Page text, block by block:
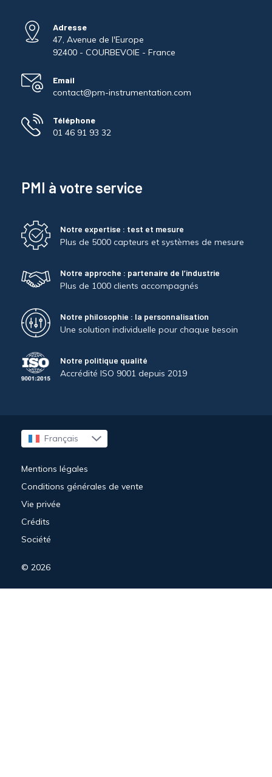
Adresse
47, Avenue de l'Europe
92400 - COURBEVOIE - France
Email
contact@pm-instrumentation.com
Téléphone
01 46 91 93 32
PMI à votre service
Notre expertise : test et mesure
Plus de 5000 capteurs et systèmes de mesure
Notre approche : partenaire de l’industrie
Plus de 1000 clients accompagnés
Notre philosophie : la personnalisation
Une solution individuelle pour chaque besoin
Notre politique qualité
Accrédité ISO 9001 depuis 2019
Français
English
Mentions légales
Conditions générales de vente
Vie privée
Crédits
Société
© 2026